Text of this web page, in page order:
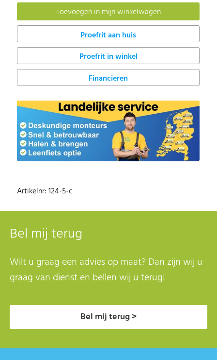
Proefrit in winkel
Financieren
Artikelnr: 124-5-c
Bel mij terug
Wilt u graag een advies op maat? Dan zijn wij u
graag van dienst en bellen wij u terug!
Bel mij terug >